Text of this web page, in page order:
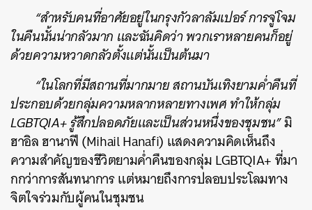
“สำหรับคนที่อาศัยอยู่ในกรุงกัวลาลัมเปอร์ การจู่โจม
ในคืนนั้นน่ากลัวมาก และฉันคิดว่า พวกเราหลายคนก็อยู่
ด้วยความหวาดกลัวตั้งแต่นั้นเป็นต้นมา
“ในโลกที่มีสถานที่มากมาย สถานบันเทิงยามค่ำคืนที่
ประกอบด้วยกลุ่มความหลากหลายทางเพศ ทำให้กลุ่ม
LGBTQIA+รู้สึกปลอดภัยและเป็นส่วนหนึ่งของชุมชน”มิ
ฮาอิล ฮานาฟี (Mihail Hanafi) แสดงความคิดเห็นถึง
ความสำคัญของชีวิตยามค่ำคืนของกลุ่ม LGBTQIA+ ที่มา
กกว่าการสันทนาการ แต่หมายถึงการปลอบประโลมทาง
จิตใจร่วมกับผู้คนในชุมชน